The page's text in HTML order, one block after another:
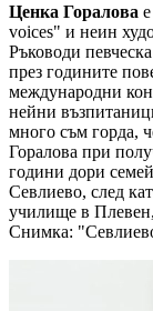
Ценка Горалова
voices" и неин
Ръководи
през годините
международни
нейни
много съм горда,
Горалова при
години дори
Севлиево, след
училище в
Снимка: